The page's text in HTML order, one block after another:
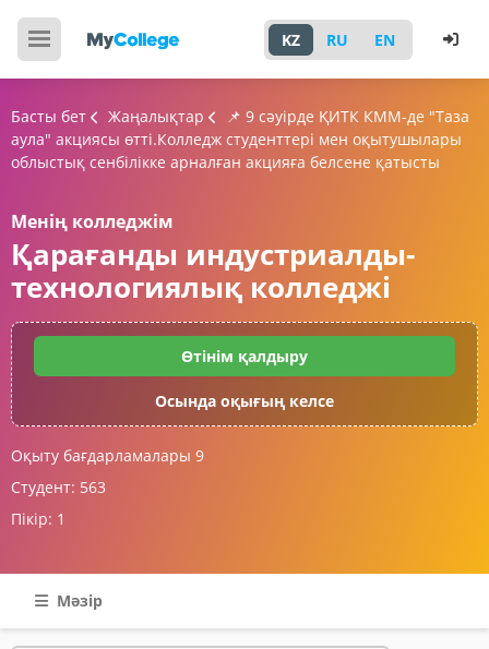
KZ RU EN
Басты бет Жаңалықтар
📌 9 сәуірде ҚИТК КММ-де "Таза
аула" акциясы өтті.Колледж студенттері мен оқытушылары
облыстық сенбілікке арналған акцияға белсене қатысты
Менің колледжім
Қарағанды индустриалды-
технологиялық колледжі
Өтінім қалдыру
Осында оқығың келсе
Оқыту бағдарламалары 9
Студент: 563
Пікір: 1
Мәзір